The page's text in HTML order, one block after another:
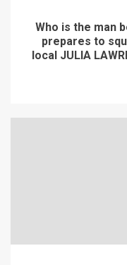
Who is the man
prepares to
local JULIA